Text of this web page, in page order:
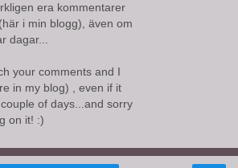
era kommentarer
i min blogg), även om
dagar...
your comments and I
in my blog) , even if it
of days...and sorry
on it! :)